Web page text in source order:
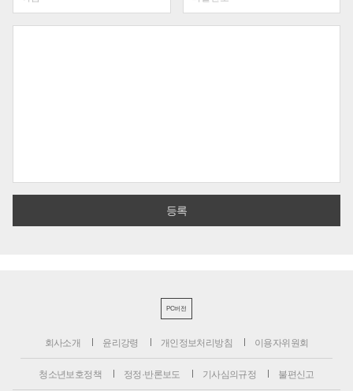
PC버전
회사소개 윤리강령 개인정보처리방침 이용자위원회
청소년보호정책 정정·반론보도 기사심의규정 불편신고